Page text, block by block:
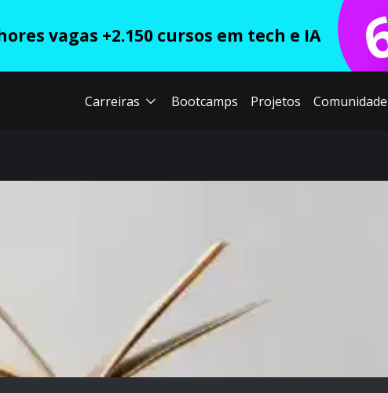
vagas +2.150 cursos em tech e IA
Carreiras Bootcamps Projetos Comunidade